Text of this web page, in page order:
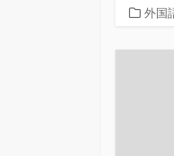
カ
ゴ
外国